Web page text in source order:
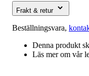
Frakt & retur
Beställningsvara,
Denna produkt
Läs mer om vår